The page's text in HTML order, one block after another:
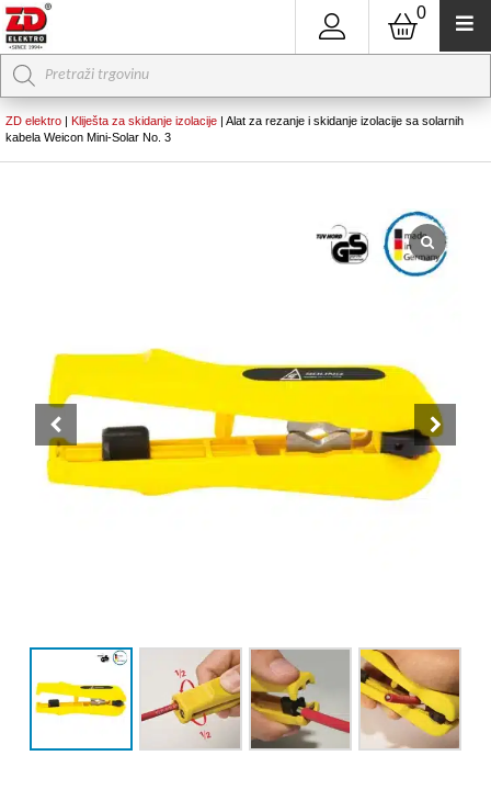
0
Products
search
ZD elektro | Kliješta za skidanje izolacije | Alat za rezanje i skidanje izolacije sa solarnih
kabela Weicon Mini-Solar No. 3